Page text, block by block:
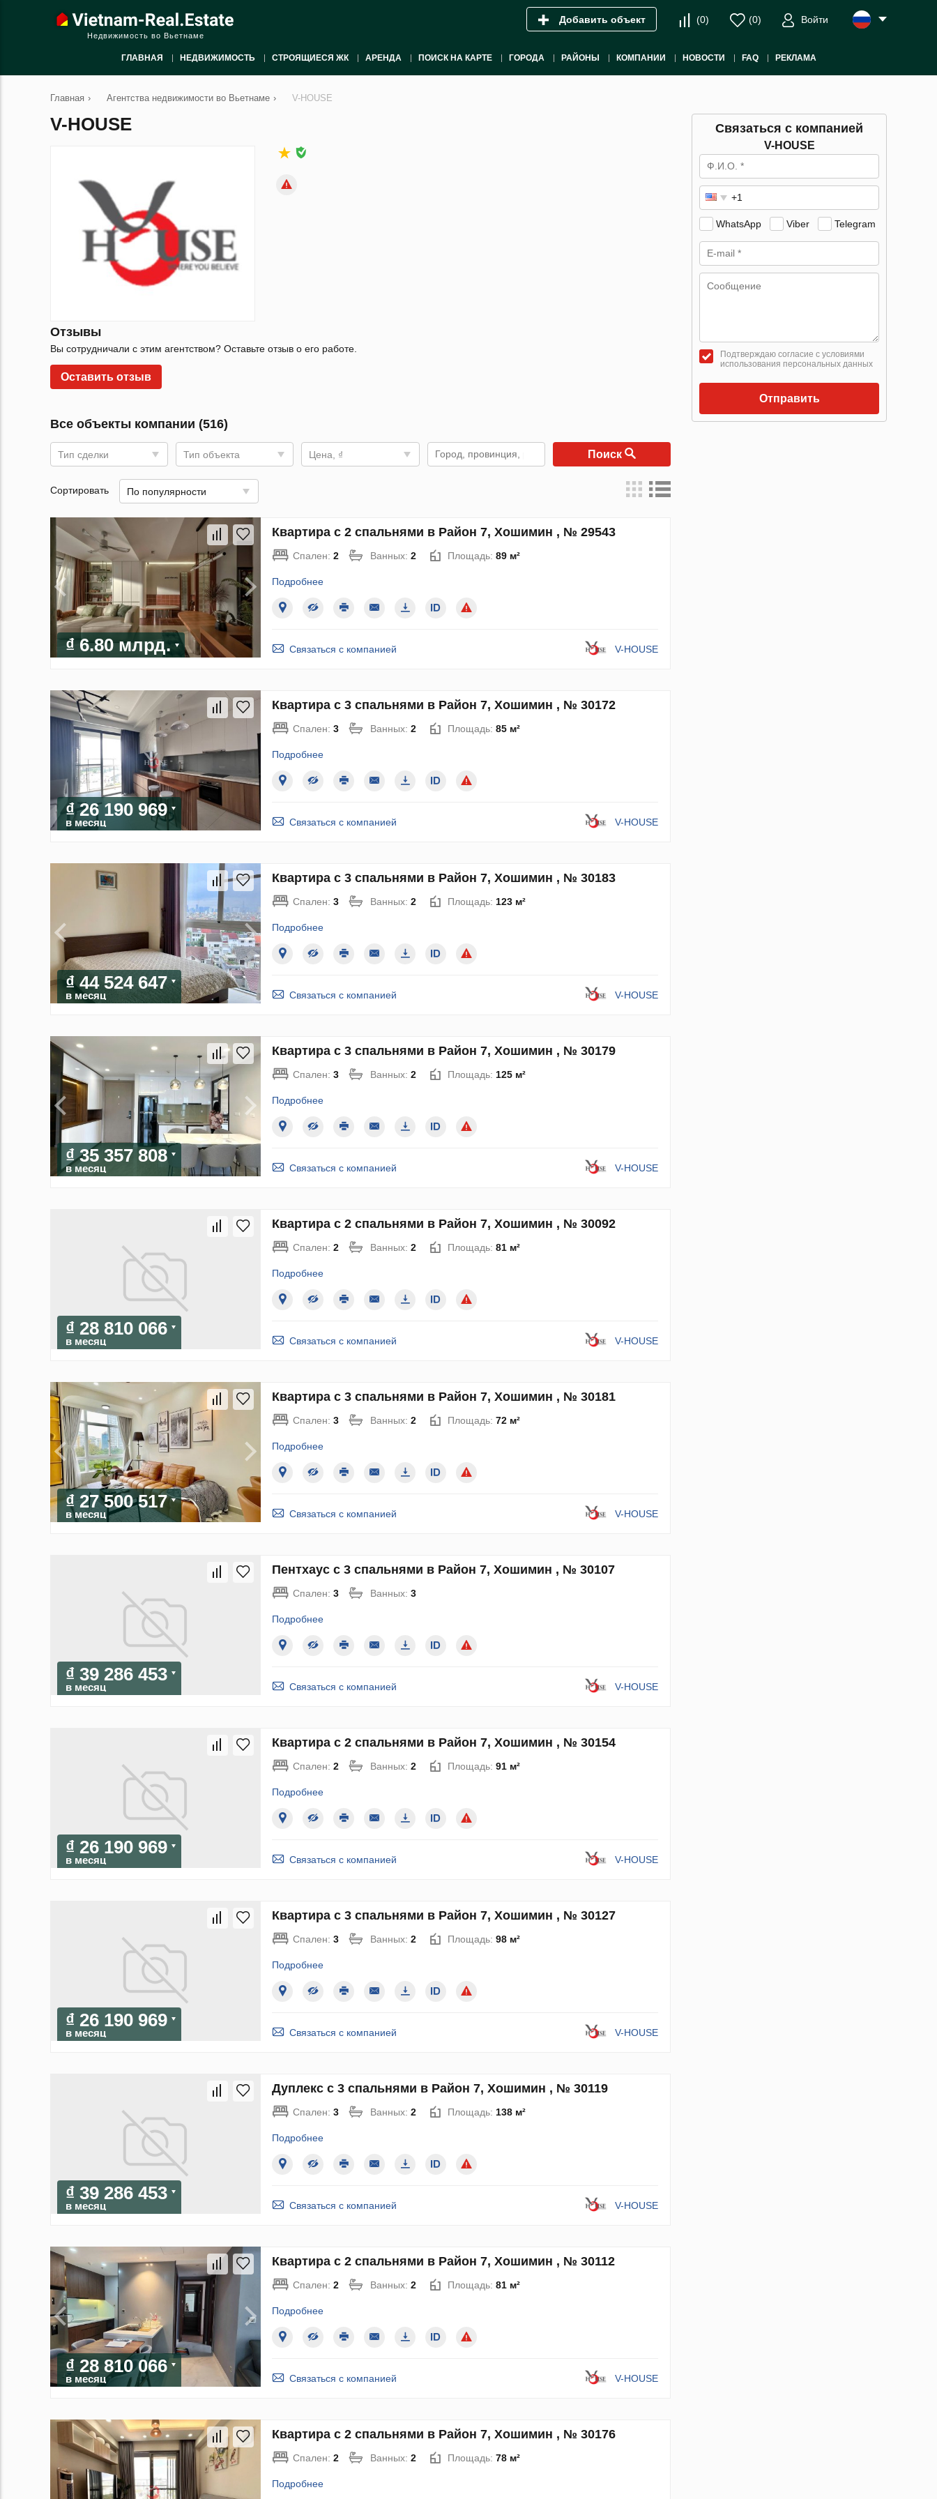
Недвижимость во Вьетнаме
Добавить объект (0) (0) Войти
ГЛАВНАЯ НЕДВИЖИМОСТЬ СТРОЯЩИЕСЯ ЖК АРЕНДА ПОИСК НА КАРТЕ ГОРОДА РАЙОНЫ КОМПАНИИ НОВОСТИ FAQ РЕКЛАМА
Главная › Агентства недвижимости во Вьетнаме › V-HOUSE
V-HOUSE
Отзывы
Вы сотрудничали с этим агентством? Оставьте отзыв о его работе.
Оставить отзыв
Все объекты компании (516)
Тип сделки Тип объекта Цена, ₫ Поиск
Сортировать По популярности
₫ 6.80 млрд.
Квартира с 2 спальнями в Район 7, Хошимин , № 29543
Спален: 2 Ванных: 2 Площадь: 89 м²
Подробнее
Связаться с компанией V-HOUSE
₫ 26 190 969
в месяц
Квартира с 3 спальнями в Район 7, Хошимин , № 30172
Спален: 3 Ванных: 2 Площадь: 85 м²
Подробнее
Связаться с компанией V-HOUSE
₫ 44 524 647
в месяц
Квартира с 3 спальнями в Район 7, Хошимин , № 30183
Спален: 3 Ванных: 2 Площадь: 123 м²
Подробнее
Связаться с компанией V-HOUSE
₫ 35 357 808
в месяц
Квартира с 3 спальнями в Район 7, Хошимин , № 30179
Спален: 3 Ванных: 2 Площадь: 125 м²
Подробнее
Связаться с компанией V-HOUSE
₫ 28 810 066
в месяц
Квартира с 2 спальнями в Район 7, Хошимин , № 30092
Спален: 2 Ванных: 2 Площадь: 81 м²
Подробнее
Связаться с компанией V-HOUSE
₫ 27 500 517
в месяц
Квартира с 3 спальнями в Район 7, Хошимин , № 30181
Спален: 3 Ванных: 2 Площадь: 72 м²
Подробнее
Связаться с компанией V-HOUSE
₫ 39 286 453
в месяц
Пентхаус с 3 спальнями в Район 7, Хошимин , № 30107
Спален: 3 Ванных: 3
Подробнее
Связаться с компанией V-HOUSE
₫ 26 190 969
в месяц
Квартира с 2 спальнями в Район 7, Хошимин , № 30154
Спален: 2 Ванных: 2 Площадь: 91 м²
Подробнее
Связаться с компанией V-HOUSE
₫ 26 190 969
в месяц
Квартира с 3 спальнями в Район 7, Хошимин , № 30127
Спален: 3 Ванных: 2 Площадь: 98 м²
Подробнее
Связаться с компанией V-HOUSE
₫ 39 286 453
в месяц
Дуплекс с 3 спальнями в Район 7, Хошимин , № 30119
Спален: 3 Ванных: 2 Площадь: 138 м²
Подробнее
Связаться с компанией V-HOUSE
₫ 28 810 066
в месяц
Квартира с 2 спальнями в Район 7, Хошимин , № 30112
Спален: 2 Ванных: 2 Площадь: 81 м²
Подробнее
Связаться с компанией V-HOUSE
Квартира с 2 спальнями в Район 7, Хошимин , № 30176
Спален: 2 Ванных: 2 Площадь: 78 м²
Подробнее
Связаться с компанией
V-HOUSE
WhatsApp Viber Telegram
Подтверждаю согласие с условиями
использования персональных данных
Отправить